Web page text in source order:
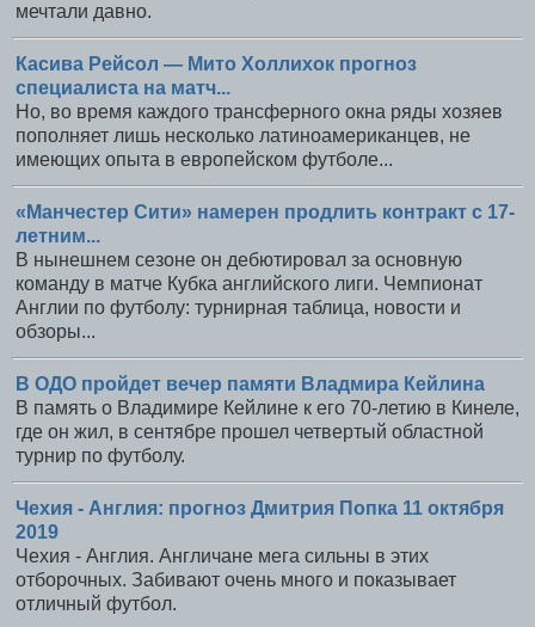
мечтали давно.
Касива Рейсол — Мито Холлихок прогноз
специалиста на матч...
Но, во время каждого трансферного окна ряды хозяев
пополняет лишь несколько латиноамериканцев, не
имеющих опыта в европейском футболе...
«Манчестер Сити» намерен продлить контракт с 17-
летним...
В нынешнем сезоне он дебютировал за основную
команду в матче Кубка английского лиги. Чемпионат
Англии по футболу: турнирная таблица, новости и
обзоры...
В ОДО пройдет вечер памяти Владмира Кейлина
В память о Владимире Кейлине к его 70-летию в Кинеле,
где он жил, в сентябре прошел четвертый областной
турнир по футболу.
Чехия - Англия: прогноз Дмитрия Попка 11 октября
2019
Чехия - Англия. Англичане мега сильны в этих
отборочных. Забивают очень много и показывает
отличный футбол.